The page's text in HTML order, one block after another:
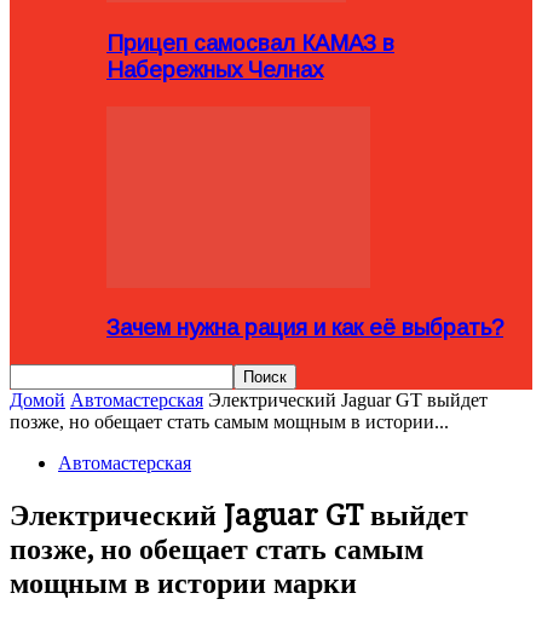
Прицеп самосвал КАМАЗ в
Набережных Челнах
Зачем нужна рация и как её выбрать?
Домой Автомастерская Электрический Jaguar GT выйдет
позже, но обещает стать самым мощным в истории...
Автомастерская
Электрический Jaguar GT выйдет
позже, но обещает стать самым
мощным в истории марки